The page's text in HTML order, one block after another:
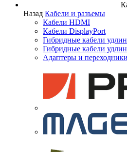
Назад Кабели и разъемы
Кабели HDMI
Кабели DisplayPort
Гибридные кабели
Гибридные кабели
Адаптеры и переходники